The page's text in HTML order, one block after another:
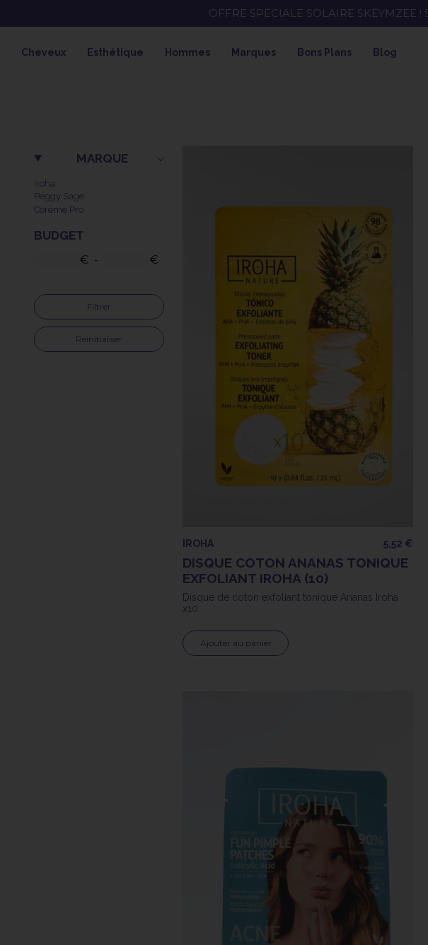
OFFRE SPÉCIALE SOLAIRE SKEYMZEE ! SOIN
Cheveux Esthétique Hommes Marques Bons Plans Blog
MARQUE
Iroha
Peggy Sage
Corème Pro
BUDGET
€ - €
Filtrer
Reinitialiser
IROHA 5,52 €
DISQUE COTON ANANAS TONIQUE
EXFOLIANT IROHA (10)
Disque de coton exfoliant tonique Ananas Iroha
x10
Ajouter au panier